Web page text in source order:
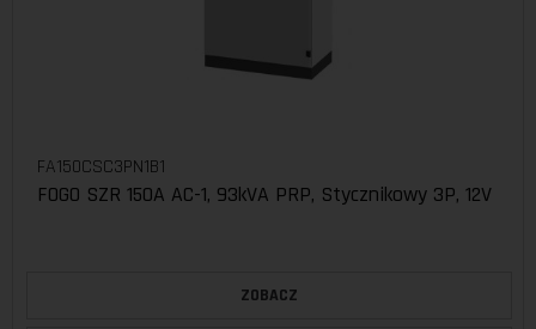
FA150CSC3PN1B1
FOGO SZR 150A AC-1, 93kVA PRP, Stycznikowy 3P, 12V
ZOBACZ